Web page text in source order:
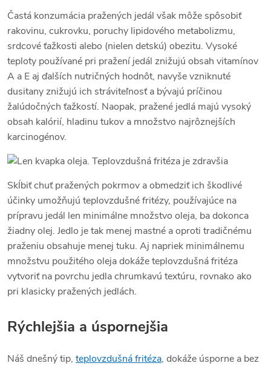
Častá konzumácia pražených jedál však môže spôsobiť
rakovinu, cukrovku, poruchy lipidového metabolizmu,
srdcové ťažkosti alebo (nielen detskú) obezitu. Vysoké
teploty používané pri pražení jedál znižujú obsah vitamínov
A a E aj ďalších nutričných hodnôt, navyše vzniknuté
dusitany znižujú ich stráviteľnosť a bývajú príčinou
žalúdočných ťažkostí. Naopak, pražené jedlá majú vysoký
obsah kalórií, hladinu tukov a množstvo najrôznejších
karcinogénov.
Skĺbiť chuť pražených pokrmov a obmedziť ich škodlivé
účinky umožňujú teplovzdušné fritézy, používajúce na
prípravu jedál len minimálne množstvo oleja, ba dokonca
žiadny olej. Jedlo je tak menej mastné a oproti tradičnému
praženiu obsahuje menej tuku. Aj napriek minimálnemu
množstvu použitého oleja dokáže teplovzdušná fritéza
vytvoriť na povrchu jedla chrumkavú textúru, rovnako ako
pri klasicky pražených jedlách.
Rýchlejšia a úspornejšia
Náš dnešný tip, teplovzdušná fritéza, dokáže úsporne a bez